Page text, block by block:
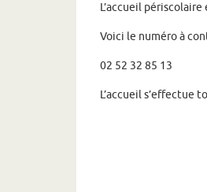
L’accueil
Voici le numéro à
02 52 32 85 13
L’accueil s’effectue